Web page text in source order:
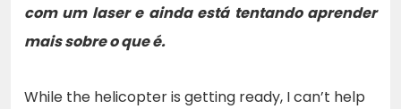
com um laser e ainda está tentando aprender
mais sobre o que é.
While the helicopter is getting ready, I can’t help